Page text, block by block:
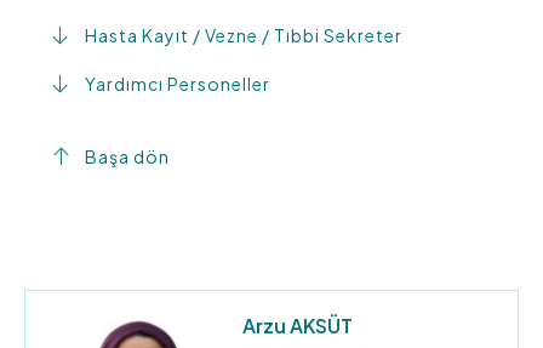
Hasta Kayıt / Vezne / Tıbbi Sekreter
Yardımcı Personeller
Başa dön
Arzu AKSÜT